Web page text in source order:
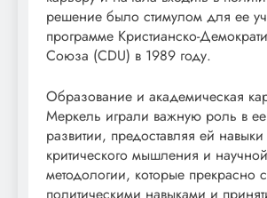
решение было стимулом для ее
программе Кристианско-
Союза (CDU) в 1989 году.
Образование и академическая
Меркель играли важную роль в
развитии, предоставляя ей
критического мышления и научной
методологии, которые прекрасно